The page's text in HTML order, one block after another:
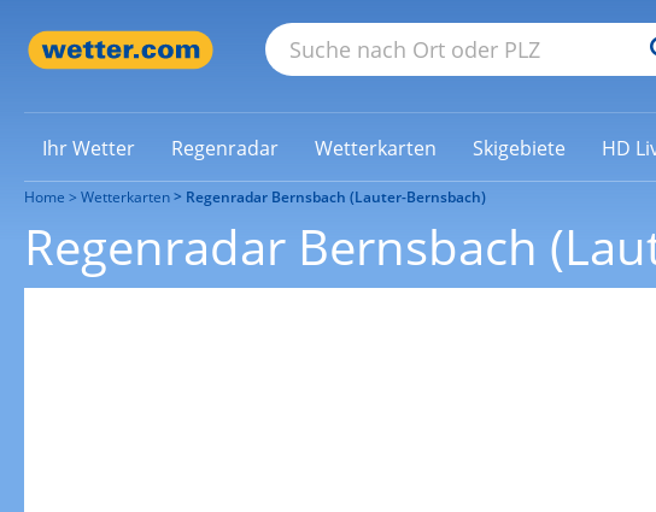
Ihr Wetter Regenradar Wetterkarten Skigebiete HD
Home Wetterkarten Regenradar Bernsbach (Lauter-Bernsbach)
Regenradar Bernsbach